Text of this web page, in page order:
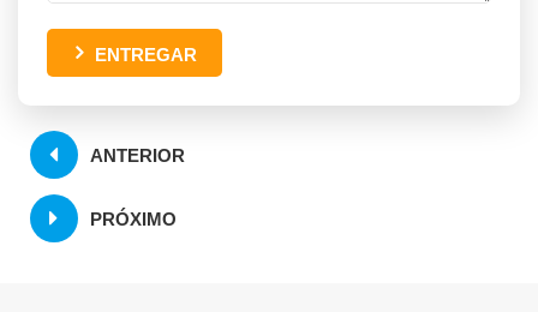
ENTREGAR
ANTERIOR
PRÓXIMO